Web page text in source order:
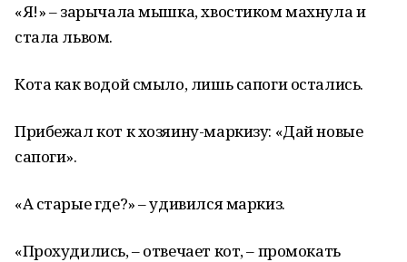
«Я!» – зарычала мышка, хвостиком махнула и
стала львом.
Кота как водой смыло, лишь сапоги остались.
Прибежал кот к хозяину-маркизу: «Дай новые
сапоги».
«А старые где?» – удивился маркиз.
«Прохудились, – отвечает кот, – промокать